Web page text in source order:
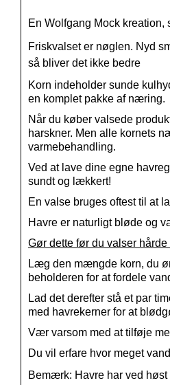
En Wolfgang Mock
Friskvalset er nøglen. Nyd
så bliver det ikke bedre
Korn indeholder sunde
en komplet pakke af næring.
Når du køber valsede
harskner. Men alle kornets
varmebehandling.
Ved at lave dine egne
sundt og lækkert!
En valse bruges oftest til at
Havre er naturligt bløde og
Gør dette før du valser hårde
Læg den mængde korn, du
beholderen for at fordele
Lad det derefter stå et par
med havrekerner for at
Vær varsom med at tilføje
Du vil erfare hvor meget
Bemærk: Havre har ved